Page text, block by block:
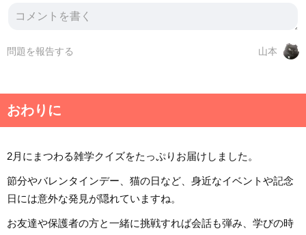
山本
問題を報告する
おわりに
2月にまつわる雑学クイズをたっぷりお届けしました。
節分やバレンタインデー、猫の日など、身近なイベントや記念
日には意外な発見が隠れていますね。
お友達や保護者の方と一緒に挑戦すれば会話も弾み、学びの時